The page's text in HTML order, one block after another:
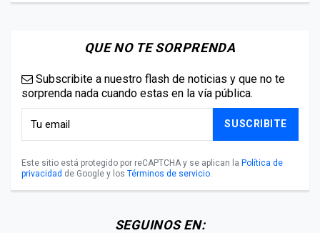
QUE NO TE SORPRENDA
Subscribite a nuestro flash de noticias y que no te
sorprenda nada cuando estas en la vía pública.
SUSCRIBITE
Este sitio está protegido por reCAPTCHA y se aplican la Política de
privacidad de Google y los Términos de servicio.
SEGUINOS EN: